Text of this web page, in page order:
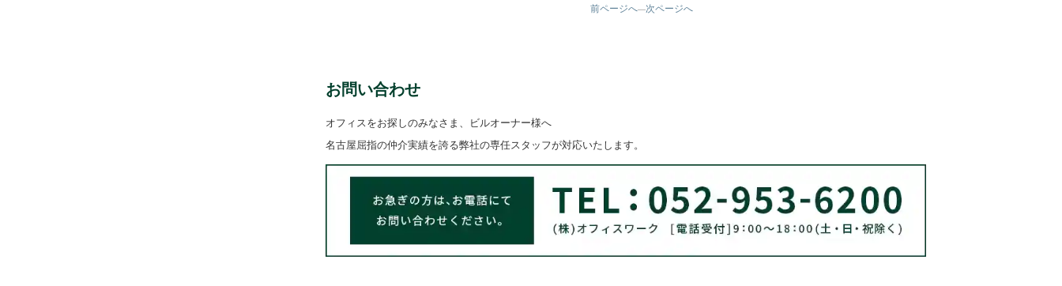
前ページへ—次ページへ
お問い合わせ
オフィスをお探しのみなさま、ビルオーナー様へ
名古屋屈指の仲介実績を誇る弊社の専任スタッフが対応いたします。